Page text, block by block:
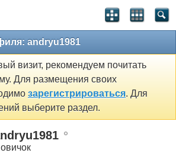
andryu1981
визит, рекомендуем почитать
Для размещения своих
зарегистрироваться. Для
выберите раздел.